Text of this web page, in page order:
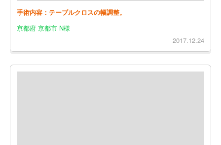
手術内容：テーブルクロスの幅調整。
京都府 京都市 N様
2017.12.24